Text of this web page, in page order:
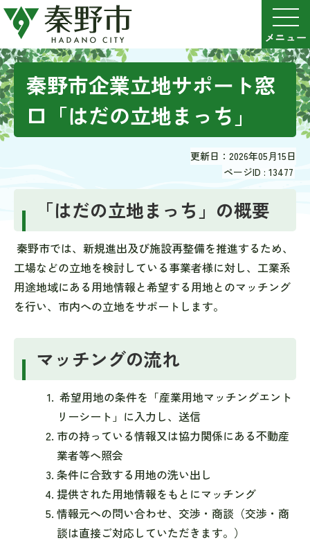
秦野市企業立地サポート窓
口「はだの立地まっち」
更新日：2026年05月15日
ページID : 13477
「はだの立地まっち」の概要
秦野市では、新規進出及び施設再整備を推進するため、
工場などの立地を検討している事業者様に対し、工業系
用途地域にある用地情報と希望する用地とのマッチング
を行い、市内への立地をサポートします。
マッチングの流れ
希望用地の条件を「産業用地マッチングエント
リーシート」に入力し、送信
市の持っている情報又は協力関係にある不動産
業者等へ照会
条件に合致する用地の洗い出し
提供された用地情報をもとにマッチング
情報元への問い合わせ、交渉・商談（交渉・商
談は直接ご対応していただきます。）